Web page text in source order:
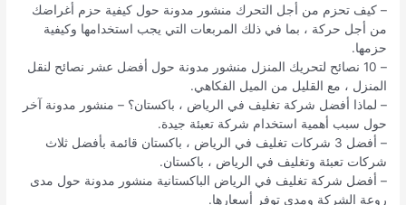
– كيف تحزم من أجل التحرك منشور مدونة حول كيفية حزم أغراضك
من أجل حركة ، بما في ذلك المربعات التي يجب استخدامها وكيفية
حزمها.
– 10 نصائح لتحريك المنزل منشور مدونة حول أفضل عشر نصائح لنقل
المنزل ، مع القليل من الميل الفكاهي.
– لماذا أفضل شركة تغليف في الرياض ، باكستان؟ – منشور مدونة آخر
حول سبب أهمية استخدام شركة تعبئة جيدة.
– أفضل 3 شركات تغليف في الرياض ، باكستان قائمة بأفضل ثلاث
شركات تعبئة وتغليف في الرياض ، باكستان.
– أفضل شركة تغليف في الرياض الباكستانية منشور مدونة حول مدى
روعة الشركة ومدى توفر أسعارها.